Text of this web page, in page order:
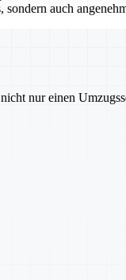
auch
nur einen